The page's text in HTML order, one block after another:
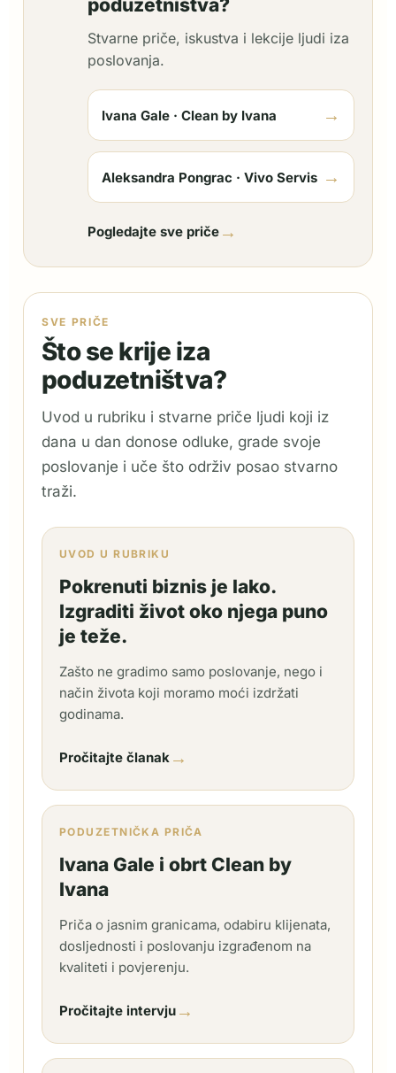
poduzetništva?
Stvarne priče, iskustva i lekcije ljudi iza
poslovanja.
Ivana Gale · Clean by Ivana →
Aleksandra Pongrac · Vivo Servis →
Pogledajte sve priče →
SVE PRIČE
Što se krije iza
poduzetništva?
Uvod u rubriku i stvarne priče ljudi koji iz
dana u dan donose odluke, grade svoje
poslovanje i uče što održiv posao stvarno
traži.
UVOD U RUBRIKU
Pokrenuti biznis je lako.
Izgraditi život oko njega puno
je teže.
Zašto ne gradimo samo poslovanje, nego i
način života koji moramo moći izdržati
godinama.
Pročitajte članak →
PODUZETNIČKA PRIČA
Ivana Gale i obrt Clean by
Ivana
Priča o jasnim granicama, odabiru klijenata,
dosljednosti i poslovanju izgrađenom na
kvaliteti i povjerenju.
Pročitajte intervju →